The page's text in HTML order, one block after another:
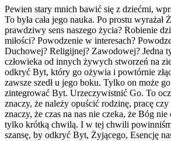
Pewien stary mnich bawić się z dziećmi,
To była cała jego nauka. Po prostu wyrażał
prawdziwy sens naszego życia? Robienie
miłości? Powodzenie w interesach?
Duchowej? Religijnej? Zawodowej? Jedna
człowieka od innych żywych stworzeń na
odkryć Byt, który go ożywia i powtórnie
zawsze szedł u jego boku. Tylko on może
zintegrować Byt. Urzeczywistnić Go. To
znaczy, że należy opuścić rodzinę, pracę
znaczy, że czas na nas nie czeka, że Bóg
tylko krótką chwilą. I w tej chwili
szansę, by odkryć Byt, Żyjącego, Esencję